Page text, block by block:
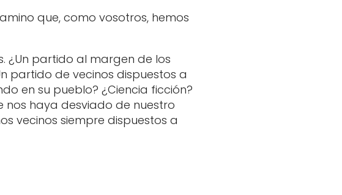
que, como vosotros, hemos
¿Un partido al margen de los
partido de vecinos dispuestos a
en su pueblo? ¿Ciencia ficción?
nos haya desviado de nuestro
vecinos siempre dispuestos a